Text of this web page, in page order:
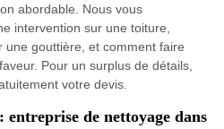
abordable. Nous vous
intervention sur une toiture,
gouttière, et comment faire
Pour un surplus de détails,
votre devis.
de nettoyage dans